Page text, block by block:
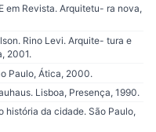
em Revista. Arquitetu- ra nova,
Rino Levi. Arquite- tura e
2001.
Paulo, Ática, 2000.
Lisboa, Presença, 1990.
história da cidade. São Paulo,